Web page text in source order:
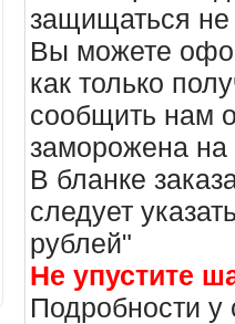
защищаться не
Вы можете
как только
сообщить нам
заморожена
В бланке
следует
рублей"
Не упустите
Подробности